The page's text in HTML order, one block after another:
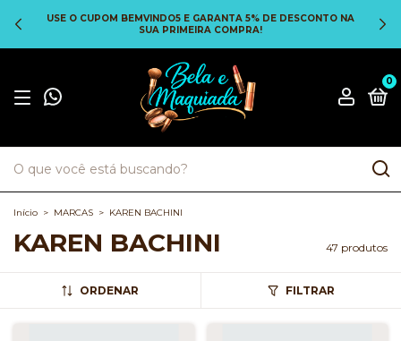
USE O CUPOM BEMVINDO5 E GARANTA 5% DE DESCONTO NA
SUA PRIMEIRA COMPRA!
0
Início > MARCAS > KAREN BACHINI
KAREN BACHINI 47 produtos
ORDENAR FILTRAR